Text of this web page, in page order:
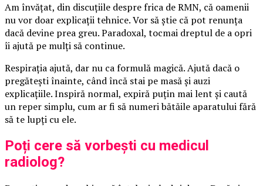
Am învățat, din discuțiile despre frica de RMN, că oamenii
nu vor doar explicații tehnice. Vor să știe că pot renunța
dacă devine prea greu. Paradoxal, tocmai dreptul de a opri
îi ajută pe mulți să continue.
Respirația ajută, dar nu ca formulă magică. Ajută dacă o
pregătești înainte, când încă stai pe masă și auzi
explicațiile. Inspiră normal, expiră puțin mai lent și caută
un reper simplu, cum ar fi să numeri bătăile aparatului fără
să te lupți cu ele.
Poți cere să vorbești cu medicul
radiolog?